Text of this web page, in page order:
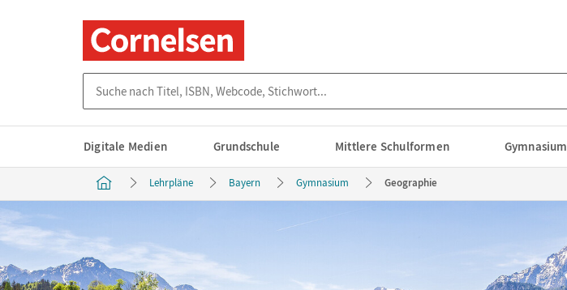
Digitale Medien Grundschule Mittlere Schulformen Gymnasium
Lehrpläne Bayern Gymnasium Geographie